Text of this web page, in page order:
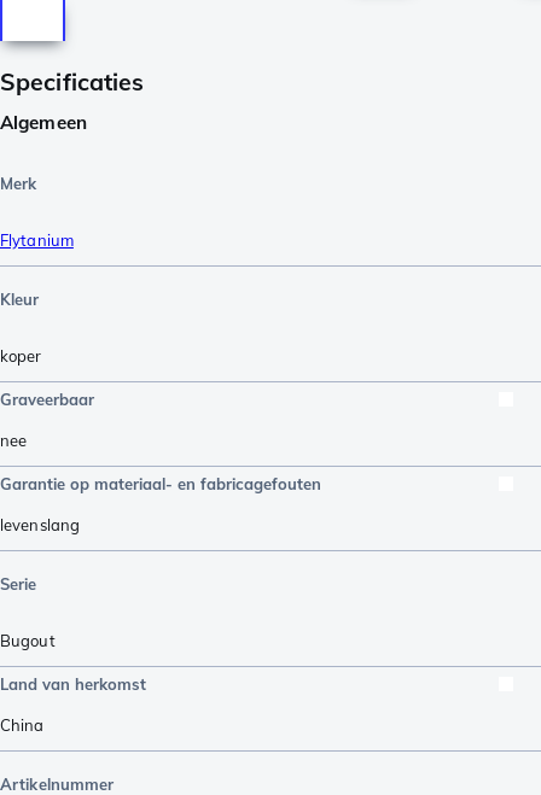
Specificaties
Algemeen
Merk
Flytanium
Kleur
koper
Graveerbaar
nee
Garantie op materiaal- en fabricagefouten
levenslang
Serie
Bugout
Land van herkomst
China
Artikelnummer